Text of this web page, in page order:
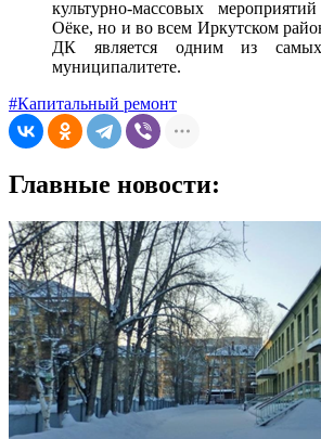
культурно-массовых
Оёке, но и во всем Иркутском
ДК является одним из
муниципалитете.
#Капитальный ремонт
Главные новости: